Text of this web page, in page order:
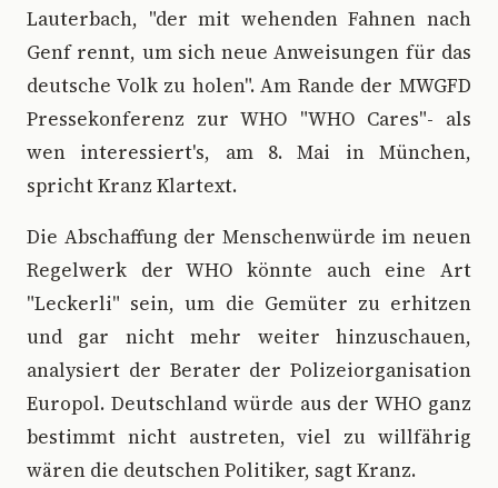
Lauterbach, "der mit wehenden Fahnen nach
Genf rennt, um sich neue Anweisungen für das
deutsche Volk zu holen". Am Rande der MWGFD
Pressekonferenz zur WHO "WHO Cares"- als
wen interessiert's, am 8. Mai in München,
spricht Kranz Klartext.
Die Abschaffung der Menschenwürde im neuen
Regelwerk der WHO könnte auch eine Art
"Leckerli" sein, um die Gemüter zu erhitzen
und gar nicht mehr weiter hinzuschauen,
analysiert der Berater der Polizeiorganisation
Europol. Deutschland würde aus der WHO ganz
bestimmt nicht austreten, viel zu willfährig
wären die deutschen Politiker, sagt Kranz.